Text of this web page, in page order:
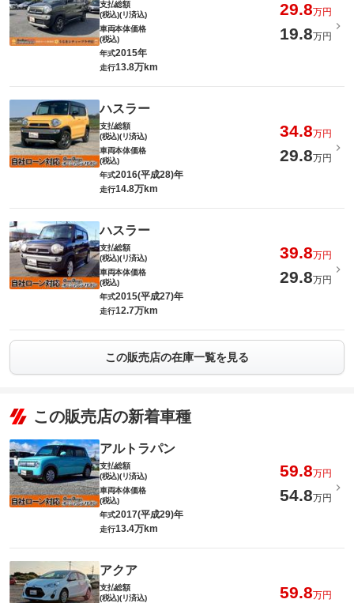
支払総額
(税込)(リ済込)
29.8万円
車両本体価格
(税込)
19.8万円
年式2015年
走行13.8万km
ハスラー
支払総額
(税込)(リ済込)
34.8万円
車両本体価格
(税込)
29.8万円
年式2016(平成28)年
走行14.8万km
ハスラー
支払総額
(税込)(リ済込)
39.8万円
車両本体価格
(税込)
29.8万円
年式2015(平成27)年
走行12.7万km
この販売店の在庫一覧を見る
この販売店の新着車種
アルトラパン
支払総額
(税込)(リ済込)
59.8万円
車両本体価格
(税込)
54.8万円
年式2017(平成29)年
走行13.4万km
アクア
支払総額
(税込)(リ済込)
59.8万円